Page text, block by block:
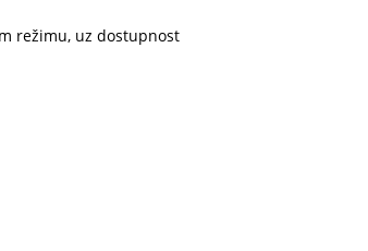
režimu, uz dostupnost